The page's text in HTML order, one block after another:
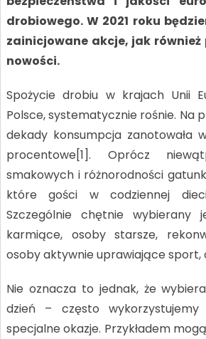
drobiowego. W 2021 roku
zainicjowane akcje, jak
nowości.
Spożycie drobiu w krajach Unii
Polsce, systematycznie rośnie. Na
dekady konsumpcja zanotowała
procentowe[1]. Oprócz
smakowych i różnorodności
które gości w codziennej
Szczególnie chętnie wybierany
karmiące, osoby starsze,
osoby aktywnie uprawiające sport,
Nie oznacza to jednak, że
dzień – często
specjalne okazje. Przykładem